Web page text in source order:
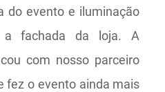
do evento e iluminação
a fachada da loja. A
com nosso parceiro
fez o evento ainda mais